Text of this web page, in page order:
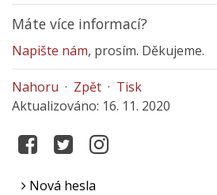
Máte více informací?
Napište nám, prosím. Děkujeme.
Nahoru · Zpět · Tisk
Aktualizováno: 16. 11. 2020
Nová hesla